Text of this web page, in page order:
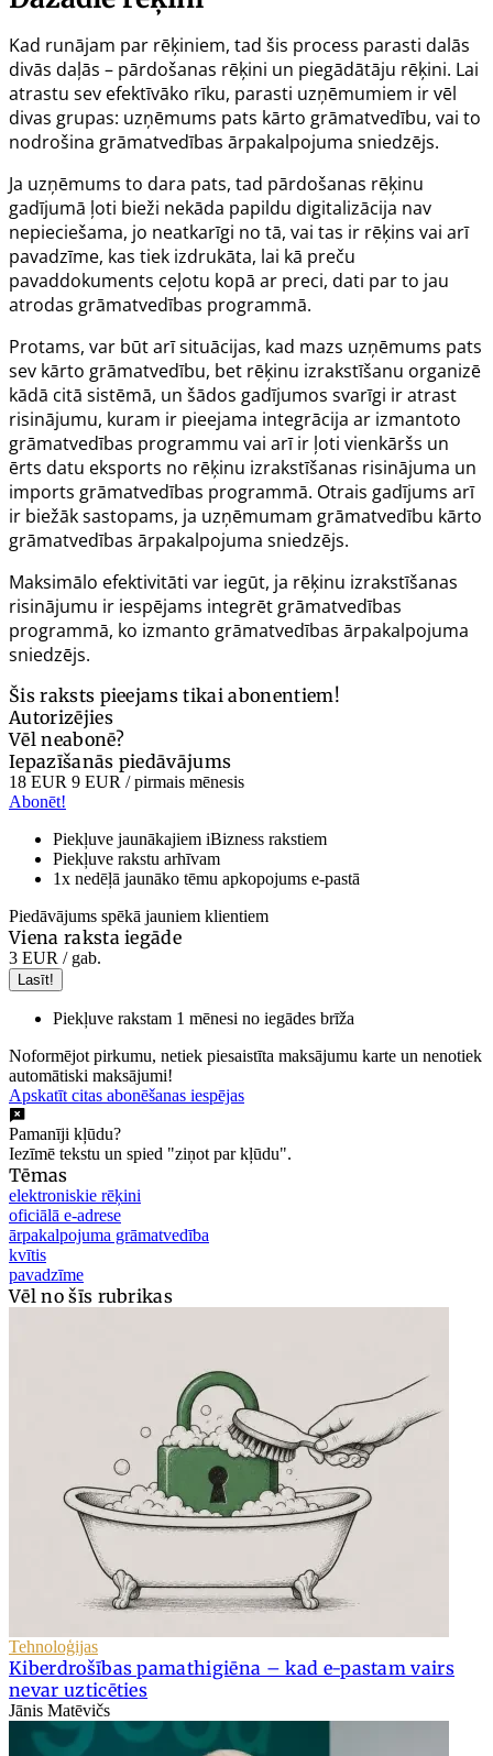
Kad runājam par rēķiniem, tad šis process parasti dalās
divās daļās – pārdošanas rēķini un piegādātāju rēķini. Lai
atrastu sev efektīvāko rīku, parasti uzņēmumiem ir vēl
divas grupas: uzņēmums pats kārto grāmatvedību, vai to
nodrošina grāmatvedības ārpakalpojuma sniedzējs.
Ja uzņēmums to dara pats, tad pārdošanas rēķinu
gadījumā ļoti bieži nekāda papildu digitalizācija nav
nepieciešama, jo neatkarīgi no tā, vai tas ir rēķins vai arī
pavadzīme, kas tiek izdrukāta, lai kā preču
pavaddokuments ceļotu kopā ar preci, dati par to jau
atrodas grāmatvedības programmā.
Protams, var būt arī situācijas, kad mazs uzņēmums pats
sev kārto grāmatvedību, bet rēķinu izrakstīšanu organizē
kādā citā sistēmā, un šādos gadījumos svarīgi ir atrast
risinājumu, kuram ir pieejama integrācija ar izmantoto
grāmatvedības programmu vai arī ir ļoti vienkāršs un
ērts datu eksports no rēķinu izrakstīšanas risinājuma un
imports grāmatvedības programmā. Otrais gadījums arī
ir biežāk sastopams, ja uzņēmumam grāmatvedību kārto
grāmatvedības ārpakalpojuma sniedzējs.
Maksimālo efektivitāti var iegūt, ja rēķinu izrakstīšanas
risinājumu ir iespējams integrēt grāmatvedības
programmā, ko izmanto grāmatvedības ārpakalpojuma
sniedzējs.
Šis raksts pieejams tikai abonentiem!
Autorizējies
Vēl neabonē?
Iepazīšanās piedāvājums
18 EUR 9 EUR / pirmais mēnesis
Abonēt!
Piekļuve jaunākajiem iBizness rakstiem
Piekļuve rakstu arhīvam
1x nedēļā jaunāko tēmu apkopojums e-pastā
Piedāvājums spēkā jauniem klientiem
Viena raksta iegāde
3 EUR / gab.
Lasīt!
Piekļuve rakstam 1 mēnesi no iegādes brīža
Noformējot pirkumu, netiek piesaistīta maksājumu karte un nenotiek
automātiski maksājumi!
Apskatīt citas abonēšanas iespējas
Pamanīji kļūdu?
Iezīmē tekstu un spied "ziņot par kļūdu".
Tēmas
elektroniskie rēķini
oficiālā e-adrese
ārpakalpojuma grāmatvedība
kvītis
pavadzīme
Vēl no šīs rubrikas
Tehnoloģijas
Kiberdrošības pamathigiēna – kad e-pastam vairs
nevar uzticēties
Jānis Matēvičs